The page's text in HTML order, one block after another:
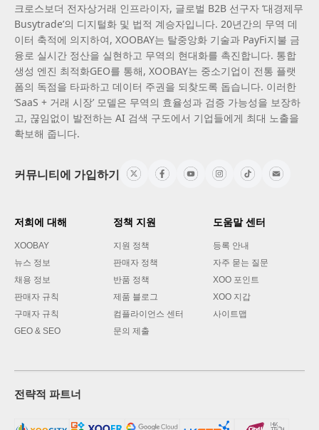
크로스보더 전자상거래 인프라이자, 글로벌 B2B 선구자 ‘대경제무
Busytrade’의 디지털화 및 법적 계승자입니다. 20년간의 무역 데
이터 축적에 의지하여, XOOBAY는 탈중앙화 기술과 PayFi지불 금
융로 실시간 정산을 실현하고 무역의 현대화를 촉진합니다. 통합
생성 엔진 최적화GEO를 통해, XOOBAY는 중소기업이 전통 플랫
폼의 독점을 타파하고 데이터 주권을 되찾도록 돕습니다. 이러한
‘SaaS + 거래 시장’ 모델은 무역의 효율성과 검증 가능성을 보장하
고, 끊임없이 발전하는 AI 검색 구도에서 기업들에게 최대 노출을
확보해 줍니다.
커뮤니티에 가입하기
저희에 대해
XOOBAY
뉴스 정보
채용 정보
판매자 규칙
구매자 규칙
GEO & SEO
정책 지원
지원 정책
판매자 정책
반품 정책
제품 블로그
컴플라이언스 센터
문의 제출
도움말 센터
등록 안내
자주 묻는 질문
XOO 포인트
XOO 지갑
사이트맵
전략적 파트너